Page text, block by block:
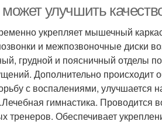
остеохондрозе
Отжимание при
остеохондрозе
Остеохондроз в
домашних условиях
улучшить
укрепляет мышечный
и межпозвоночные диски
грудной и поясничный отделы
Дополнительно происходит
с воспалениями, улучшается
гимнастика. Проводится
тренеров. Обеспечивает